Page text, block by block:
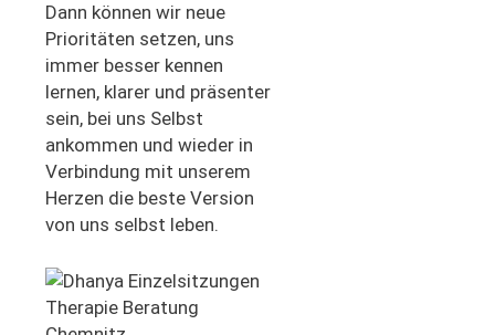
Dann können wir neue
Prioritäten setzen, uns
immer besser kennen
lernen, klarer und präsenter
sein, bei uns Selbst
ankommen und wieder in
Verbindung mit unserem
Herzen die beste Version
von uns selbst leben.